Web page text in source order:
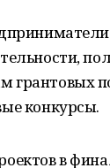
конкурсы.
в